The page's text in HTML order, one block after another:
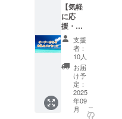
【気軽
に応
援・お
礼の
メッ
セー
ジ】 感
謝の気
持ちを
込め
て、
オー
支援
者：
10人
お届
け予
定：
2025
年09
月
こ
の